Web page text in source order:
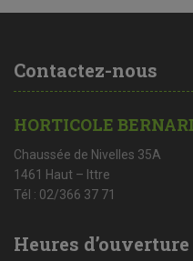
Contactez-nous
HORTICOLE
Chaussée de Nivelles 35A
1461 Haut – Ittre
Tél : 02/366 37 71
Heures d’ouverture